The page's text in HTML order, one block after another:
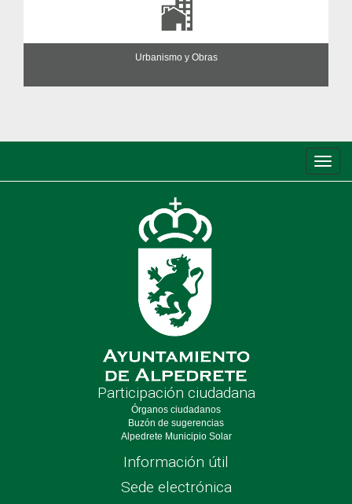
Urbanismo y Obras
de
Participación ciudadana
Órganos ciudadanos
Buzón de sugerencias
Alpedrete Municipio Solar
Información útil
Sede electrónica